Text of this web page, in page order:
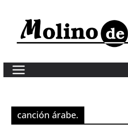
content
canción árabe.